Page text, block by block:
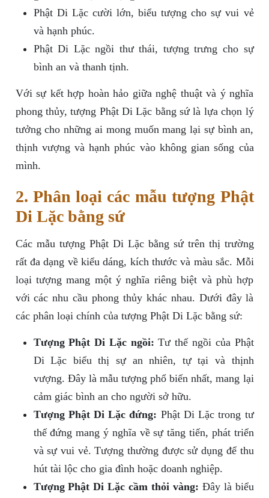
Phật Di Lặc cười lớn, biểu tượng cho sự vui vẻ
và hạnh phúc.
Phật Di Lặc ngồi thư thái, tượng trưng cho sự
bình an và thanh tịnh.
Với sự kết hợp hoàn hảo giữa nghệ thuật và ý nghĩa
phong thủy, tượng Phật Di Lặc bằng sứ là lựa chọn lý
tưởng cho những ai mong muốn mang lại sự bình an,
thịnh vượng và hạnh phúc vào không gian sống của
mình.
2. Phân loại các mẫu tượng Phật
Di Lặc bằng sứ
Các mẫu tượng Phật Di Lặc bằng sứ trên thị trường
rất đa dạng về kiểu dáng, kích thước và màu sắc. Mỗi
loại tượng mang một ý nghĩa riêng biệt và phù hợp
với các nhu cầu phong thủy khác nhau. Dưới đây là
các phân loại chính của tượng Phật Di Lặc bằng sứ:
Tượng Phật Di Lặc ngồi: Tư thế ngồi của Phật
Di Lặc biểu thị sự an nhiên, tự tại và thịnh
vượng. Đây là mẫu tượng phổ biến nhất, mang lại
cảm giác bình an cho người sở hữu.
Tượng Phật Di Lặc đứng: Phật Di Lặc trong tư
thế đứng mang ý nghĩa về sự tăng tiến, phát triển
và sự vui vẻ. Tượng thường được sử dụng để thu
hút tài lộc cho gia đình hoặc doanh nghiệp.
Tượng Phật Di Lặc cầm thỏi vàng: Đây là biểu